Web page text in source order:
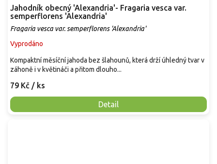
Jahodník obecný 'Alexandria'- Fragaria vesca var.
semperflorens 'Alexandria'
Fragaria vesca var. semperflorens 'Alexandria'
Vyprodáno
79 Kč / ks
Detail
Kompaktní měsíční jahoda bez šlahounů, která drží úhledný tvar v
záhoně i v květináči a přitom dlouho...